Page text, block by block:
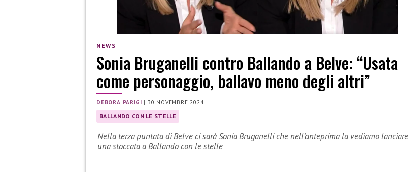
NEWS
Sonia Bruganelli contro Ballando a Belve: “Usata
come personaggio, ballavo meno degli altri”
DEBORA PARIGI | 30 NOVEMBRE 2024
BALLANDO CON LE STELLE
Nella terza puntata di Belve ci sarà Sonia Bruganelli che nell’anteprima la vediamo lanciare
una stoccata a Ballando con le stelle